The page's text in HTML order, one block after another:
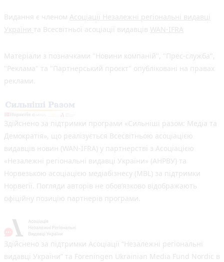
Видання є членом Асоціації Незалежні регіональні видавці
України та Всесвітньої асоціації видавців WAN-IFRA
Матеріали з позначками "Новини компаній", "Прес-служба",
"Реклама" та "Партнерський проєкт" опубліковані на правах
реклами.
Здійснено за підтримки програми «Сильніші разом: Медіа та
Демократія», що реалізується Всесвітньою асоціацією
видавців новин (WAN-IFRA) у партнерстві з Асоціацією
«Незалежні регіональні видавці України» (АНРВУ) та
Норвезькою асоціацією медіабізнесу (MBL) за підтримки
Норвегії. Погляди авторів не обов’язково відображають
офіційну позицію партнерів програми.
Здійснено за підтримки Асоціації “Незалежні регіональні
видавці України” та Foreningen Ukrainian Media Fund Nordic в